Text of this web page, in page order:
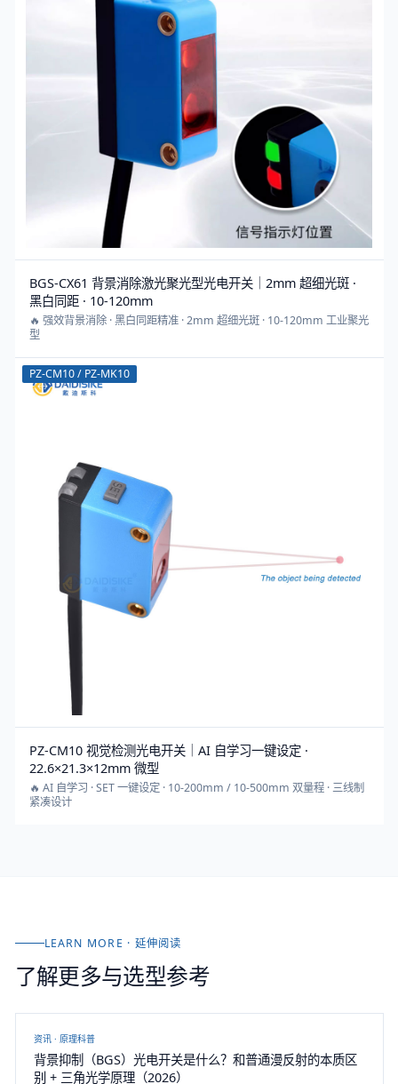
BGS-CX61 背景消除激光聚光型光电开关｜2mm 超细光斑 ·
黑白同距 · 10-120mm
🔥 强效背景消除 · 黑白同距精准 · 2mm 超细光斑 · 10-120mm 工业聚光
型
PZ-CM10 / PZ-MK10
PZ-CM10 视觉检测光电开关｜AI 自学习一键设定 ·
22.6×21.3×12mm 微型
🔥 AI 自学习 · SET 一键设定 · 10-200mm / 10-500mm 双量程 · 三线制
紧凑设计
LEARN MORE · 延伸阅读
了解更多与选型参考
资讯 · 原理科普
背景抑制（BGS）光电开关是什么？和普通漫反射的本质区
别 + 三角光学原理（2026）